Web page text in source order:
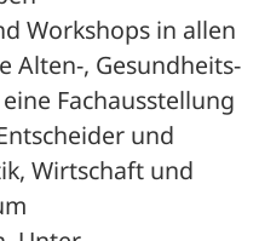
Workshops in allen
Alten-, Gesundheits-
Fachausstellung
und
Wirtschaft und